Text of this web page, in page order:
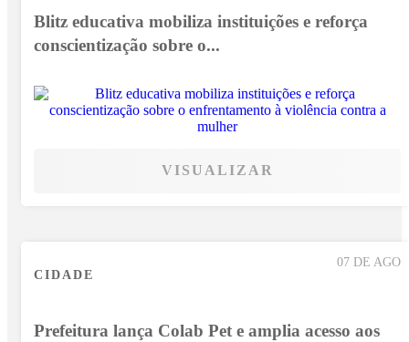
Blitz educativa mobiliza instituições e reforça
conscientização sobre o...
VISUALIZAR
07 DE AGO
CIDADE
Prefeitura lança Colab Pet e amplia acesso aos